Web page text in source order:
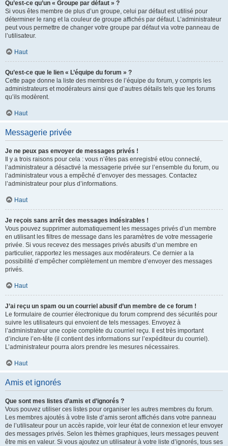
Qu’est-ce qu’un « Groupe par défaut » ?
Si vous êtes membre de plus d’un groupe, celui par défaut est utilisé pour
déterminer le rang et la couleur de groupe affichés par défaut. L’administrateur
peut vous permettre de changer votre groupe par défaut via votre panneau de
l’utilisateur.
Haut
Qu’est-ce que le lien « L’équipe du forum » ?
Cette page donne la liste des membres de l’équipe du forum, y compris les
administrateurs et modérateurs ainsi que d’autres détails tels que les forums
qu’ils modèrent.
Haut
Messagerie privée
Je ne peux pas envoyer de messages privés !
Il y a trois raisons pour cela : vous n’êtes pas enregistré et/ou connecté,
l’administrateur a désactivé la messagerie privée sur l’ensemble du forum, ou
l’administrateur vous a empêché d’envoyer des messages. Contactez
l’administrateur pour plus d’informations.
Haut
Je reçois sans arrêt des messages indésirables !
Vous pouvez supprimer automatiquement les messages privés d’un membre
en utilisant les filtres de message dans les paramètres de votre messagerie
privée. Si vous recevez des messages privés abusifs d’un membre en
particulier, rapportez les messages aux modérateurs. Ce dernier a la
possibilité d’empêcher complètement un membre d’envoyer des messages
privés.
Haut
J’ai reçu un spam ou un courriel abusif d’un membre de ce forum !
Le formulaire de courrier électronique du forum comprend des sécurités pour
suivre les utilisateurs qui envoient de tels messages. Envoyez à
l’administrateur une copie complète du courriel reçu. Il est très important
d’inclure l’en-tête (il contient des informations sur l’expéditeur du courriel).
L’administrateur pourra alors prendre les mesures nécessaires.
Haut
Amis et ignorés
Que sont mes listes d’amis et d’ignorés ?
Vous pouvez utiliser ces listes pour organiser les autres membres du forum.
Les membres ajoutés à votre liste d’amis seront affichés dans votre panneau
de l’utilisateur pour un accès rapide, voir leur état de connexion et leur envoyer
des messages privés. Selon les thèmes graphiques, leurs messages peuvent
être mis en valeur. Si vous ajoutez un utilisateur à votre liste d’ignorés, tous ses